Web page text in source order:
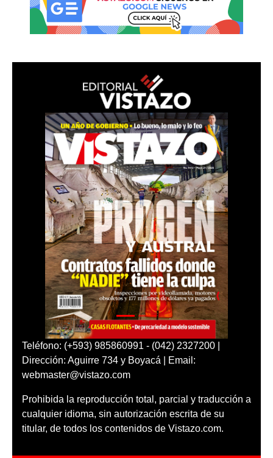
Teléfono: (+593) 985860991 - (042) 2327200 |
Dirección: Aguirre 734 y Boyacá | Email:
webmaster@vistazo.com
Prohibida la reproducción total, parcial y traducción a
cualquier idioma, sin autorización escrita de su
titular, de todos los contenidos de Vistazo.com.